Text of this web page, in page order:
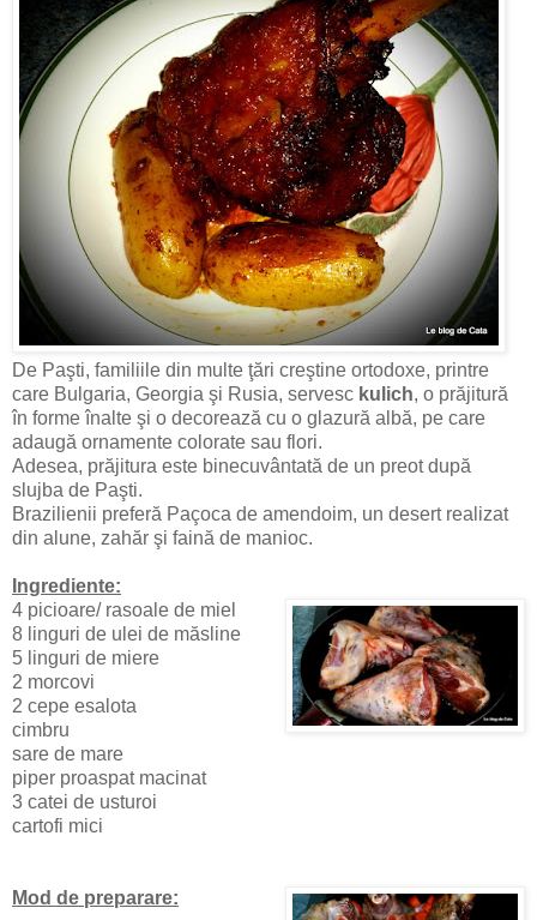
De Paşti, familiile din multe ţări creştine ortodoxe, printre
care Bulgaria, Georgia şi Rusia, servesc kulich, o prăjitură
în forme înalte şi o decorează cu o glazură albă, pe care
adaugă ornamente colorate sau flori.
Adesea, prăjitura este binecuvântată de un preot după
slujba de Paşti.
Brazilienii preferă Paçoca de amendoim, un desert realizat
din alune, zahăr şi faină de manioc.
Ingrediente:
4 picioare/ rasoale de miel
8 linguri de ulei de măsline
5 linguri de miere
2 morcovi
2 cepe esalota
cimbru
sare de mare
piper proaspat macinat
3 catei de usturoi
cartofi mici
Mod de preparare: